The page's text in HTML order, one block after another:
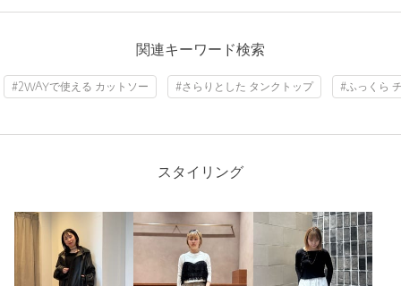
日本製
商品番号 8712-2-000002
関連キーワード検索
#2WAYで使える カットソー #さらりとした タンクトップ #ふっくら
スタイリング